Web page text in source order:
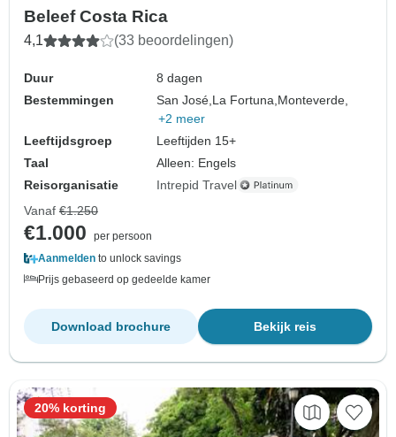
Beleef Costa Rica
4,1 (33 beoordelingen)
Duur
8 dagen
Bestemmingen
San José, La Fortuna, Monteverde,
+2 meer
Leeftijdsgroep
Leeftijden 15+
Taal
Alleen: Engels
Reisorganisatie
Intrepid Travel
Vanaf €1.250
€1.000
per persoon
Aanmelden to unlock savings
Prijs gebaseerd op gedeelde kamer
Bekijk reis
Download brochure
20% korting